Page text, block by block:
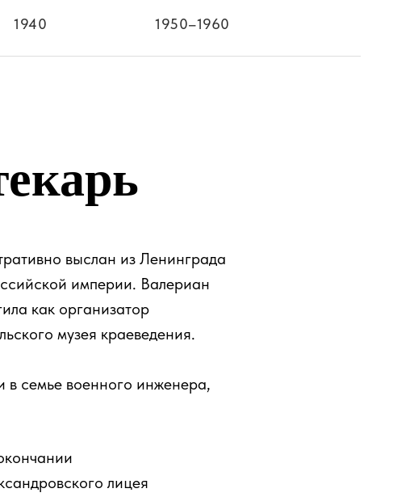
1940
1950–1960
выслан из Ленинграда
империи. Валериан
как организатор
музея краеведения.
семье военного инженера,
лицея